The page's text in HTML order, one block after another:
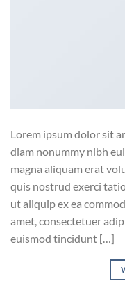
Lorem ipsum dolor sit
diam nonummy nibh
magna aliquam erat
quis nostrud exerci
ut aliquip ex ea
amet, consectetuer
euismod tincidunt […]